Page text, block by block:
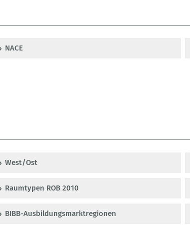
NACE
West/Ost
Raumtypen ROB 2010
BIBB-Ausbildungsmarktregionen